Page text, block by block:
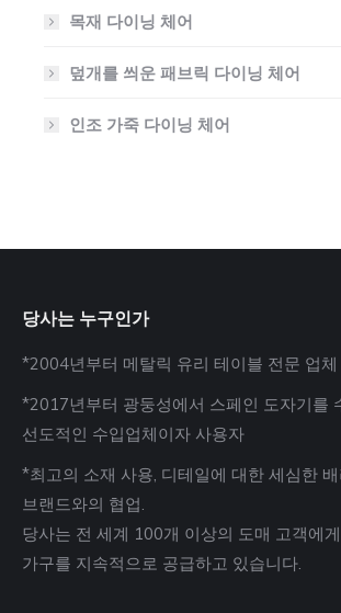
목재 다이닝 체어
덮개를 씌운 패브릭 다이닝 체어
인조 가죽 다이닝 체어
당사는 누구인가
*2004년부터 메탈릭 유리 테이블 전문 업체
*2017년부터 광둥성에서 스페인 도자기를
선도적인 수입업체이자 사용자
*최고의 소재 사용, 디테일에 대한 세심한
브랜드와의 협업.
당사는 전 세계 100개 이상의 도매 고객에
가구를 지속적으로 공급하고 있습니다.